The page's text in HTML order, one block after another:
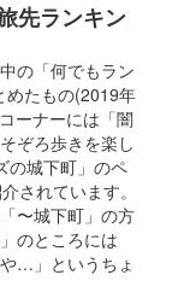
国御城印サミッ
販売
定版
はフジバカマ。
先ランキン
の「何でもラン
めたもの(2019年
ーナーには「闇
ぞろ歩きを楽し
の城下町」のペ
されています。
〜城下町」の方
のところには
…」というちょ